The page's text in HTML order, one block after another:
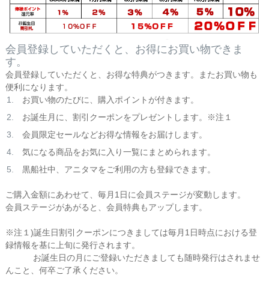
会員登録していただくと、お得にお買い物できま
す。
会員登録していただくと、お得な特典がつきます。またお買い物も
便利になります。
お買い物のたびに、購入ポイントが付きます。
お誕生月に、割引クーポンをプレゼントします。※注１
会員限定セールなどお得な情報をお届けします。
気になる商品をお気に入り一覧にまとめられます。
黒船社中、アニタマをご利用の方も登録できます。
ご購入金額にあわせて、毎月1日に会員ステージが変動します。
会員ステージがあがると、会員特典もアップします。
※注１)誕生日割引クーポンにつきましては毎月1日時点における登
録情報を基に上旬に発行されます。
お誕生日の月にご登録いただきましても随時発行はされませ
んこと、何卒ご了承ください。